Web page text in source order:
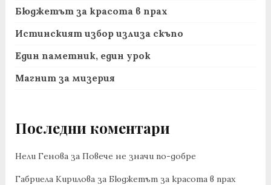
Бюджетът за красота в прах
Истинският избор излиза скъпо
Един паметник, един урок
Магнит за мизерия
Последни коментари
Нели Геноваза Повече не значи по-добре
Габриела Кириловаза Бюджетът за красота в прах